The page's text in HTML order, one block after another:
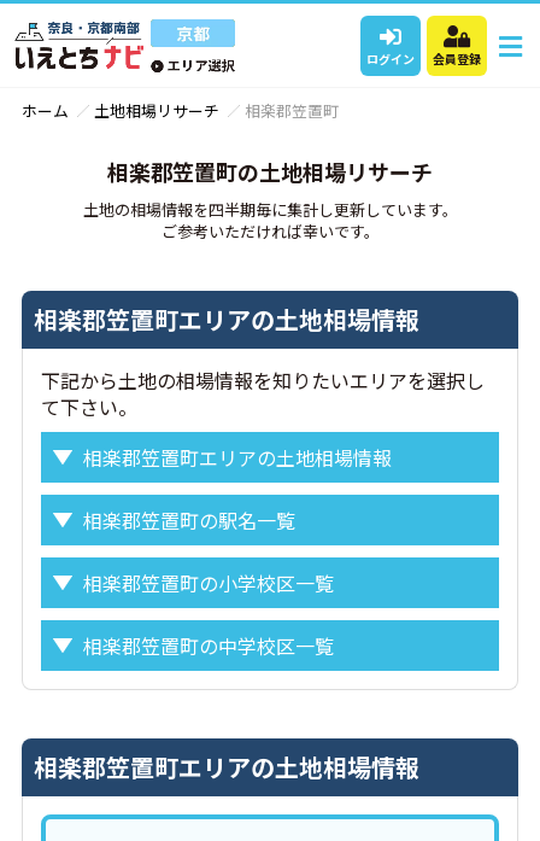
ログイン 会員登録
ホーム 土地相場リサーチ 相楽郡笠置町
相楽郡笠置町の土地相場リサーチ
土地の相場情報を四半期毎に集計し更新しています。
ご参考いただければ幸いです。
相楽郡笠置町エリアの土地相場情報
下記から土地の相場情報を知りたいエリアを選択し
て下さい。
相楽郡笠置町エリアの土地相場情報
相楽郡笠置町の駅名一覧
相楽郡笠置町の小学校区一覧
相楽郡笠置町の中学校区一覧
相楽郡笠置町エリアの土地相場情報